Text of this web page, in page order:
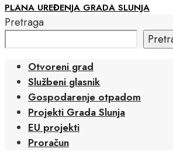
PLANA UREĐENJA GRADA SLUNJA
Pretraga
Otvoreni grad
Službeni glasnik
Gospodarenje otpadom
Projekti Grada Slunja
EU projekti
Proračun